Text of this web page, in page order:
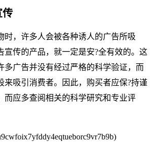
传
时，许多人会被各种诱人的广告所吸
宣传的产品，就一定是安?全有效的。这
多广告并没有经过严格的科学验证，而
来吸引消费者。因此，购买者应保?持谨
而应多查阅相关的科学研究和专业评